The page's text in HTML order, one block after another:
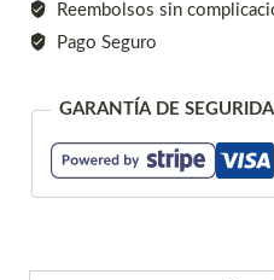
cantidadReembolsos sin
Pago Seguro
GARANTÍA DE